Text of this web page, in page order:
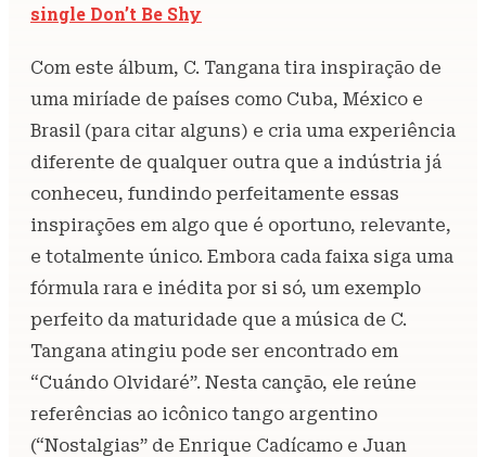
single Don’t Be Shy
Com este álbum, C. Tangana tira inspiração de
uma miríade de países como Cuba, México e
Brasil (para citar alguns) e cria uma experiência
diferente de qualquer outra que a indústria já
conheceu, fundindo perfeitamente essas
inspirações em algo que é oportuno, relevante,
e totalmente único. Embora cada faixa siga uma
fórmula rara e inédita por si só, um exemplo
perfeito da maturidade que a música de C.
Tangana atingiu pode ser encontrado em
“Cuándo Olvidaré”. Nesta canção, ele reúne
referências ao icônico tango argentino
(“Nostalgias” de Enrique Cadícamo e Juan